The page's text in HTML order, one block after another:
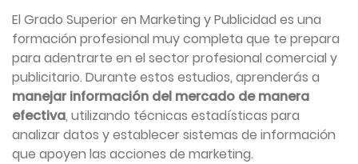
El Grado Superior en Marketing y Publicidad es una
formación profesional muy completa que te prepara
para adentrarte en el sector profesional comercial y
publicitario. Durante estos estudios, aprenderás a
manejar información del mercado de manera
efectiva, utilizando técnicas estadísticas para
analizar datos y establecer sistemas de información
que apoyen las acciones de marketing.